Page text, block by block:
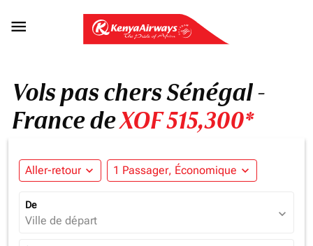

Vols pas chers Sénégal -
France deXOF 515,300*
Aller-retour expand_more 1 Passager, Économique expand_more
De
Ville de départ expand_more